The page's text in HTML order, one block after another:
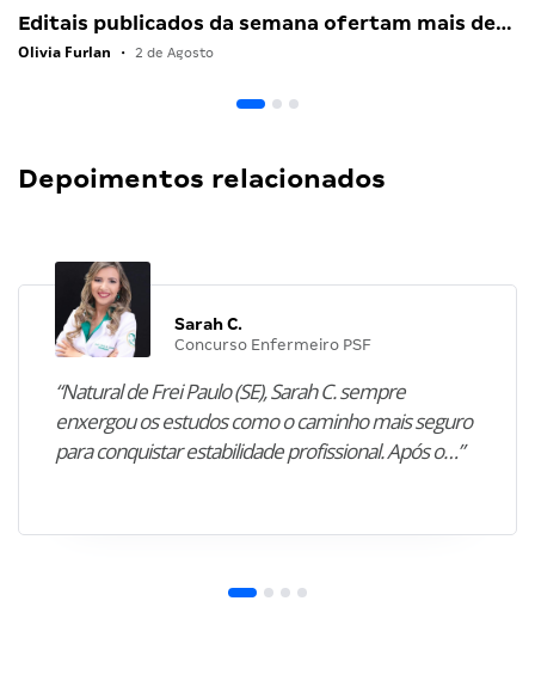
Editais publicados da semana ofertam mais de…
Olivia Furlan • 2 de Agosto
Depoimentos relacionados
Sarah C.
Concurso Enfermeiro PSF
“Natural de Frei Paulo (SE), Sarah C. sempre
enxergou os estudos como o caminho mais seguro
para conquistar estabilidade profissional. Após o…”